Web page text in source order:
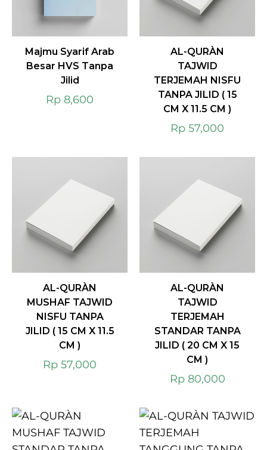
Majmu Syarif Arab
Besar HVS Tanpa
Jilid
Rp 8,600
AL-QURÀN
TAJWID
TERJEMAH NISFU
TANPA JILID ( 15
CM X 11.5 CM )
Rp 57,000
AL-QURÀN
MUSHAF TAJWID
NISFU TANPA
JILID ( 15 CM X 11.5
CM )
Rp 57,000
AL-QURÀN
TAJWID
TERJEMAH
STANDAR TANPA
JILID ( 20 CM X 15
CM )
Rp80,000